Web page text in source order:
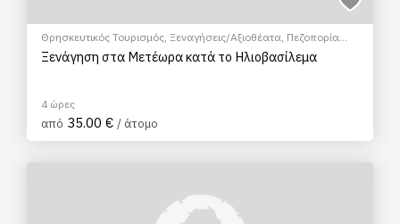
Θρησκευτικός Τουρισμός, Ξεναγήσεις/Αξιοθέατα, Πεζοπορία
Πόλης
Πολιτιστικά - Πολιτισμικά
Ξενάγηση στα Μετέωρα κατά το Ηλιοβασίλεμα
4 ώρες
από 35.00 € / άτομο